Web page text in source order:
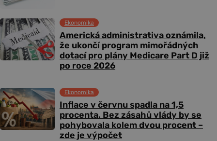
Americká administrativa oznámila,
že ukončí program mimořádných
dotací pro plány Medicare Part D již
po roce 2026
Ekonomika
Inflace v červnu spadla na 1,5
procenta. Bez zásahů vlády by se
pohybovala kolem dvou procent –
zde je výpočet
Ekonomika